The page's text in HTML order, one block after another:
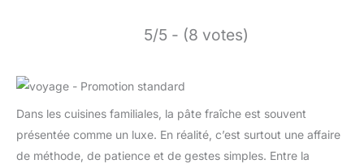
5/5 - (8 votes)
Dans les cuisines familiales, la pâte fraîche est souvent
présentée comme un luxe. En réalité, c’est surtout une affaire
de méthode, de patience et de gestes simples. Entre la